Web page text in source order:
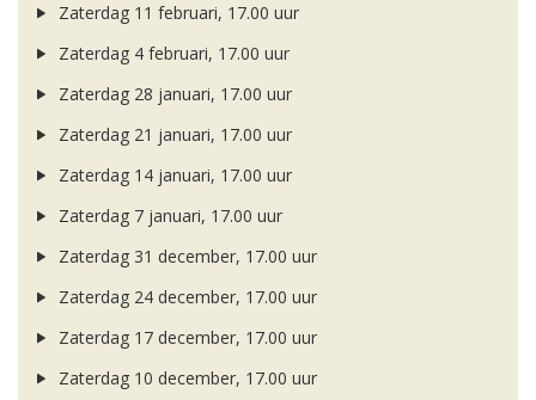
Zaterdag 11 februari, 17.00 uur
Zaterdag 4 februari, 17.00 uur
Zaterdag 28 januari, 17.00 uur
Zaterdag 21 januari, 17.00 uur
Zaterdag 14 januari, 17.00 uur
Zaterdag 7 januari, 17.00 uur
Zaterdag 31 december, 17.00 uur
Zaterdag 24 december, 17.00 uur
Zaterdag 17 december, 17.00 uur
Zaterdag 10 december, 17.00 uur